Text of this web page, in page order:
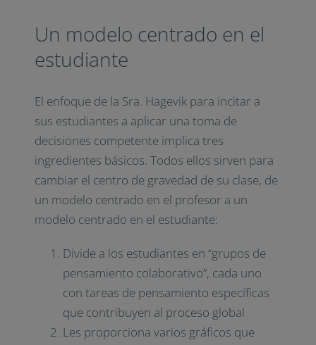
Un modelo centrado en el
estudiante
El enfoque de la Sra. Hagevik para incitar a
sus estudiantes a aplicar una toma de
decisiones competente implica tres
ingredientes básicos. Todos ellos sirven para
cambiar el centro de gravedad de su clase, de
un modelo centrado en el profesor a un
modelo centrado en el estudiante:
Divide a los estudiantes en “grupos de
pensamiento colaborativo”, cada uno
con tareas de pensamiento específicas
que contribuyen al proceso global
Les proporciona varios gráficos que